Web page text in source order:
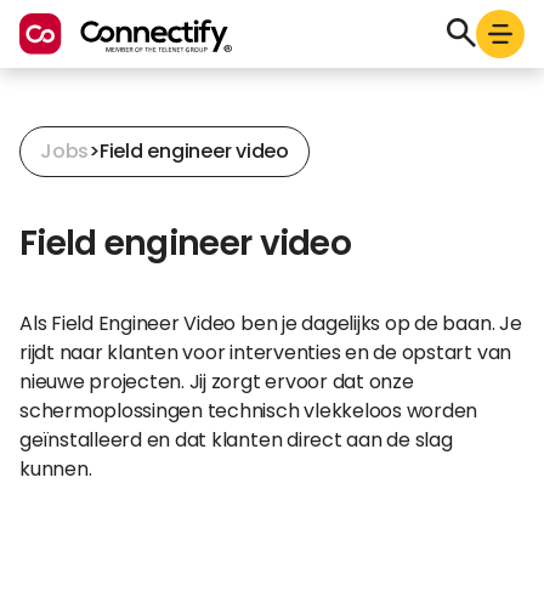
Jobs>Field engineer video
Field engineer video
Als Field Engineer Video ben je dagelijks op de baan. Je
rijdt naar klanten voor interventies en de opstart van
nieuwe projecten. Jij zorgt ervoor dat onze
schermoplossingen technisch vlekkeloos worden
geïnstalleerd en dat klanten direct aan de slag
kunnen.